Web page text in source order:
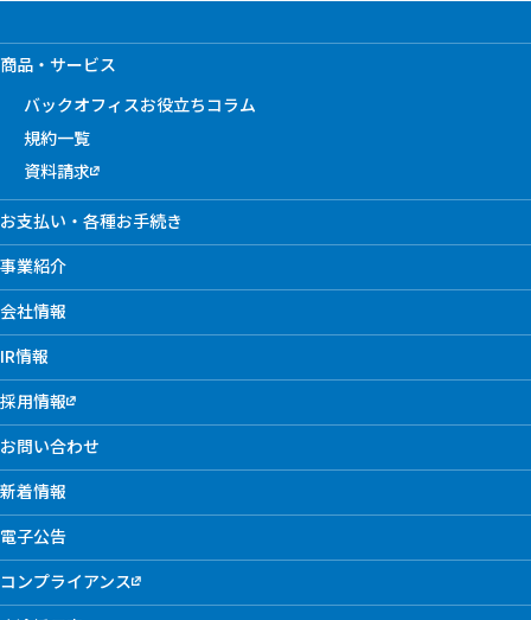
商品・サービス
バックオフィスお役立ちコラム
規約一覧
資料請求
お支払い・各種お手続き
事業紹介
会社情報
IR情報
採用情報
お問い合わせ
新着情報
電子公告
コンプライアンス